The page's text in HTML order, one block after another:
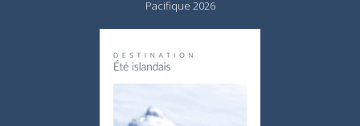
Pacifique 2026